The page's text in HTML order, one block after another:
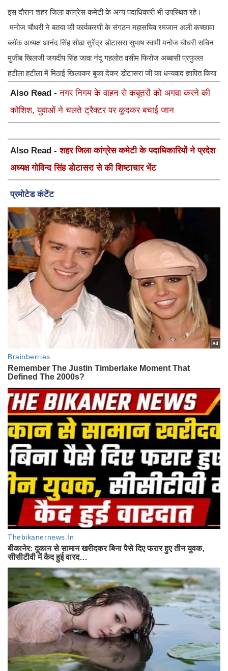
इस दौरान शहर जिला कांग्रेस कमेटी के अन्य पदाधिकारी भी उपस्थित रहे।
मनोज चौधरी ने बतया की कार्यकरणी के संगठन महासचिव रमजान अली कच्छावा
ब्लॉक अध्यक्ष आनंद सिंह सोढा सुरेंद्र डोटासरा सुभाष स्वामी मनोज चौधरी सचिन
मुजीब खिलजी जयदीप सिंह जावा नंदू गहलोत वसीम फिरोज अब्बासी प्रफुल्ल
हटीला हटीला में मिठाई खिलाकर बुका देकर डोटासरा जी का धन्यवाद ज्ञापित किया
Also Read -नगर निगम के वाहन से कबूतरों को अगवा करने की
कोशिश, युवाओं ने चलते ट्रैक्टर पर कूदकर बचाई जान
Also Read -शहर जिला कांग्रेस कमेटी के पदाधिकारियों ने प्रदेश
अध्यक्ष गोविन्द सिंह डोटासरा से की शिष्टाचार भेंट